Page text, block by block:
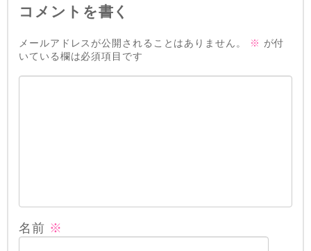
コメントを書く
メールアドレスが公開されることはありません。 ※ が付
いている欄は必須項目です
名前 ※